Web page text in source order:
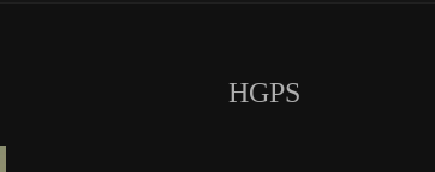
HGPS